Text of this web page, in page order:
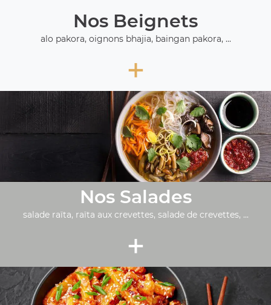
Nos Beignets
alo pakora, oignons bhajia, baingan pakora, ...
+
Nos Salades
salade raïta, raïta aux crevettes, salade de crevettes, ...
+